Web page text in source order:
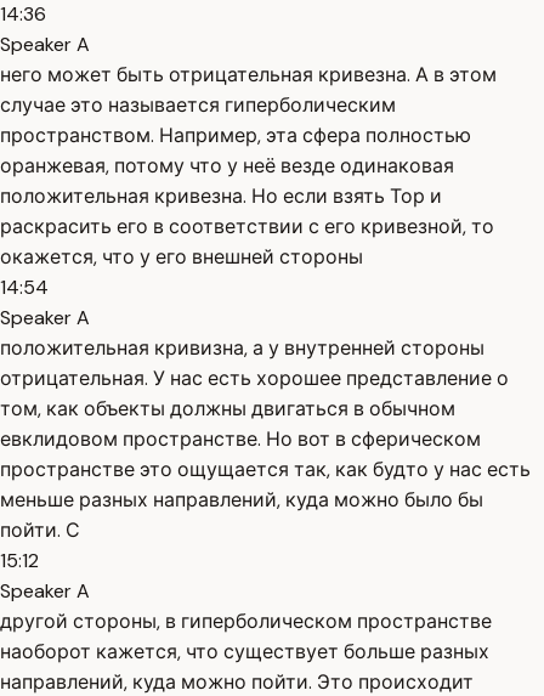
14:36
Speaker A
него может быть отрицательная кривезна. А в этом
случае это называется гиперболическим
пространством. Например, эта сфера полностью
оранжевая, потому что у неё везде одинаковая
положительная кривезна. Но если взять Тор и
раскрасить его в соответствии с его кривезной, то
окажется, что у его внешней стороны
14:54
Speaker A
положительная кривизна, а у внутренней стороны
отрицательная. У нас есть хорошее представление о
том, как объекты должны двигаться в обычном
евклидовом пространстве. Но вот в сферическом
пространстве это ощущается так, как будто у нас есть
меньше разных направлений, куда можно было бы
пойти. С
15:12
Speaker A
другой стороны, в гиперболическом пространстве
наоборот кажется, что существует больше разных
направлений, куда можно пойти. Это происходит